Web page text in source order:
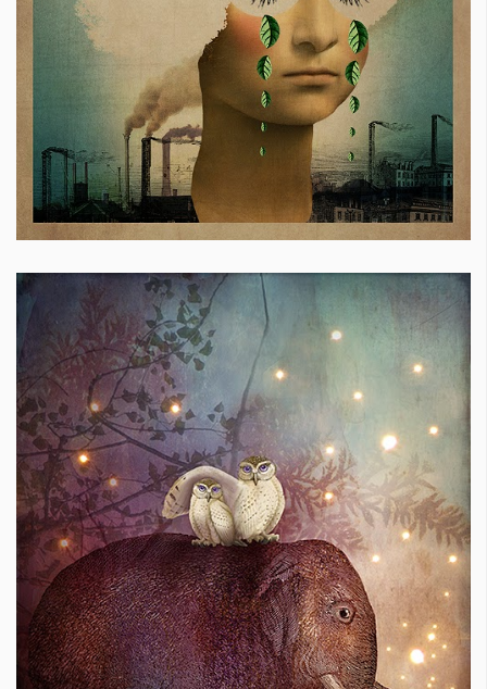
КАТЕГОРИИ
Wine&Dine
Подкасти
Мода
Dialogue
Изкуство
Красота
Цветно
Гурме
Пътувай
Wellness
ЗА НАС
Условия за
ползване
За нас
Реклама
Политика за
поверителност
ModerenDom